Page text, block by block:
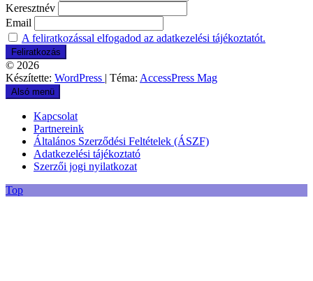
Keresztnév
Email
A feliratkozással elfogadod az adatkezelési tájékoztatót.
© 2026
Készítette: WordPress | Téma: AccessPress Mag
Alsó menü
Kapcsolat
Partnereink
Általános Szerződési Feltételek (ÁSZF)
Adatkezelési tájékoztató
Szerzői jogi nyilatkozat
Top